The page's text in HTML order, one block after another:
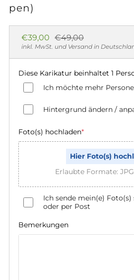
pen)
Normaler
Preis
€39,00 Sonderpreis
€49,00
inkl. MwSt. und Versand in
Diese Karikatur beinhaltet 1
Ich möchte mehr
Hintergrund ändern /
Foto(s) hochladen*
Hier Foto(s)
Erlaubte Formate:
Ich sende mein(e)
oder per Post
Bemerkungen